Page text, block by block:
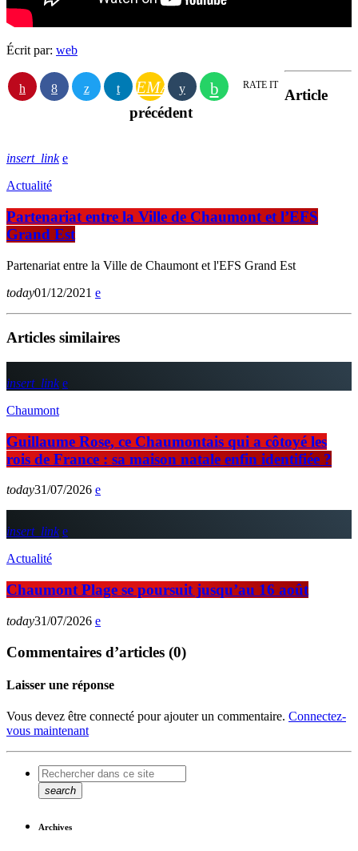
Écrit par: web
EMAIL RATE IT
Article
précédent
insert_link
Actualité
Partenariat entre la Ville de Chaumont et l’EFS
Grand Est
Partenariat entre la Ville de Chaumont et l'EFS Grand Est
today01/12/2021
Articles similaires
insert_link
Chaumont
Guillaume Rose, ce Chaumontais qui a côtoyé les
rois de France : sa maison natale enfin identifiée ?
today31/07/2026
insert_link
Actualité
Chaumont Plage se poursuit jusqu’au 16 août
today31/07/2026
Commentaires d’articles (0)
Laisser une réponse
Vous devez être connecté pour ajouter un commentaire. Connectez-
vous maintenant
search
Archives